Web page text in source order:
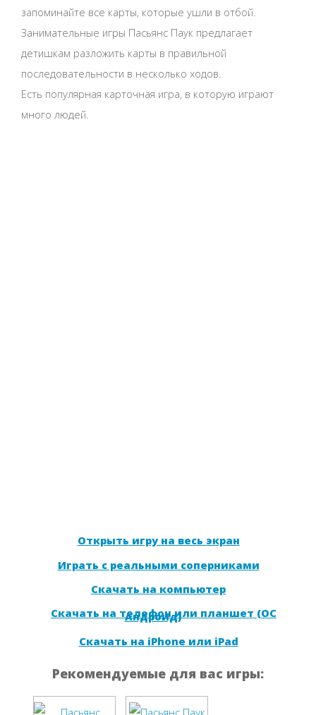
запоминайте все карты, которые ушли в отбой.
Занимательные игры Пасьянс Паук предлагает
детишкам разложить карты в правильной
последовательности в несколько ходов.
Есть популярная карточная игра, в которую играют
много людей.
Открыть игру на весь экран
Играть с реальными соперниками
Скачать на компьютер
Скачать на телефон или планшет (ОС
Андроид)
Скачать на iPhone или iPad
Рекомендуемые для вас игры: